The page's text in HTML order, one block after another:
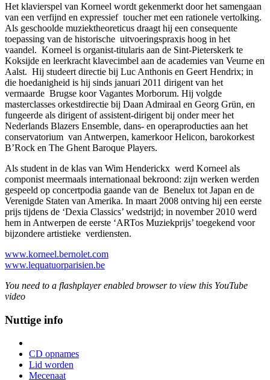
Het klavierspel van Korneel wordt gekenmerkt door het samengaan
van een verfijnd en expressief toucher met een rationele vertolking.
Als geschoolde muziektheoreticus draagt hij een consequente
toepassing van de historische uitvoeringspraxis hoog in het
vaandel. Korneel is organist-titularis aan de Sint-Pieterskerk te
Koksijde en leerkracht klavecimbel aan de academies van Veurne en
Aalst. Hij studeert directie bij Luc Anthonis en Geert Hendrix; in
die hoedanigheid is hij sinds januari 2011 dirigent van het
vermaarde Brugse koor Vagantes Morborum. Hij volgde
masterclasses orkestdirectie bij Daan Admiraal en Georg Grün, en
fungeerde als dirigent of assistent-dirigent bij onder meer het
Nederlands Blazers Ensemble, dans- en operaproducties aan het
conservatorium van Antwerpen, kamerkoor Helicon, barokorkest
B’Rock en The Ghent Baroque Players.
Als student in de klas van Wim Henderickx werd Korneel als
componist meermaals internationaal bekroond: zijn werken werden
gespeeld op concertpodia gaande van de Benelux tot Japan en de
Verenigde Staten van Amerika. In maart 2008 ontving hij een eerste
prijs tijdens de ‘Dexia Classics’ wedstrijd; in november 2010 werd
hem in Antwerpen de eerste ‘ARTos Muziekprijs’ toegekend voor
bijzondere artistieke verdiensten.
www.korneel.bernolet.com
www.lequatuorparisien.be
You need to a flashplayer enabled browser to view this YouTube
video
Nuttige info
CD opnames
Lid worden
Mecenaat